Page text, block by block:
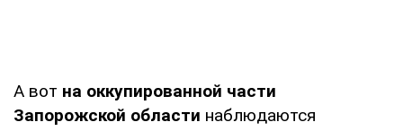
А вот на оккупированной части
Запорожской области наблюдаются